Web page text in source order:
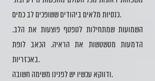
כנסיות מלאים ביהודים ששופכים לב כמים.
השמועות שמתחילות לטפטף פוצעות את הלב.
הדמעות מטשטשות את הראיה. הכאב לופת
באכזריות.
ודווקא עכשיו יש לפנינו משימה חשובה.